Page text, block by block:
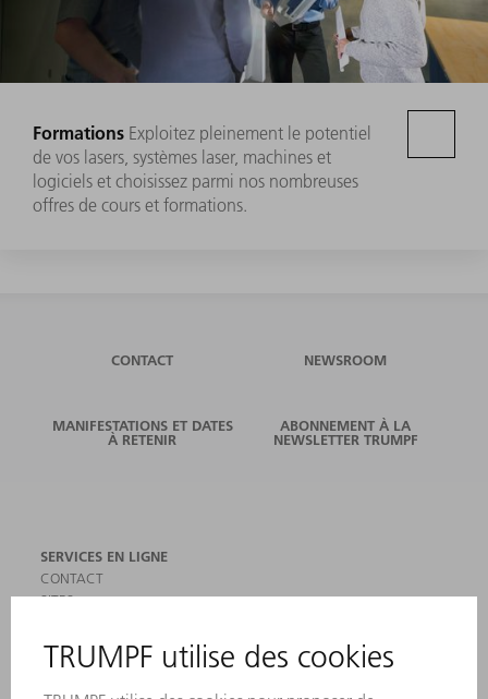
Formations Exploitez pleinement le potentiel
de vos lasers, systèmes laser, machines et
logiciels et choisissez parmi nos nombreuses
offres de cours et formations.
CONTACT NEWSROOM
MANIFESTATIONS ET DATES
À RETENIR
ABONNEMENT À LA
NEWSLETTER TRUMPF
SERVICES EN LIGNE
CONTACT
SITES
INSCRIPTION À LA NEWSLETTER
MYTRUMPF